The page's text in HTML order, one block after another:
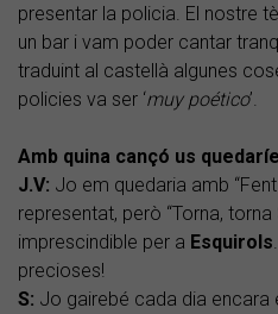
presentar la policia. El nostre
un bar i vam poder cantar
traduint al castellà algunes
policies va ser ‘muy poético’.
Amb quina cançó us
J.V: Jo em quedaria amb
representat, però “Torna,
imprescindible per a Esquirols
precioses!
S: Jo gairebé cada dia encara